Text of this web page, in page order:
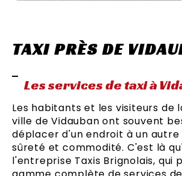
TAXI PRÈS DE
Les services de taxi à
Les habitants et les visiteurs de
ville de Vidauban ont souvent
déplacer d'un endroit à un
sûreté et commodité. C'est là
l'entreprise Taxis Brignolais, qui